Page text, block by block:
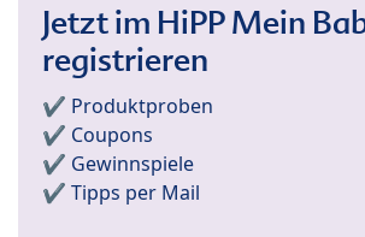
Jetzt im HiPP Mein
registrieren
✔️ Produktproben
✔️ Coupons
✔️ Gewinnspiele
✔️ Tipps per Mail